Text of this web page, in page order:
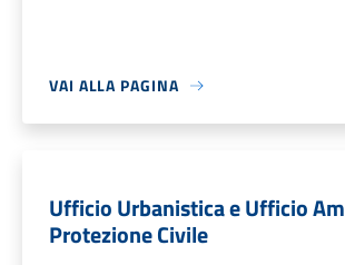
VAI ALLA PAGINA
Ufficio Urbanistica e Ufficio
Protezione Civile